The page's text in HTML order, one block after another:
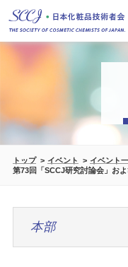
トップ イベント イベント
第73回「SCCJ研究討論会」お